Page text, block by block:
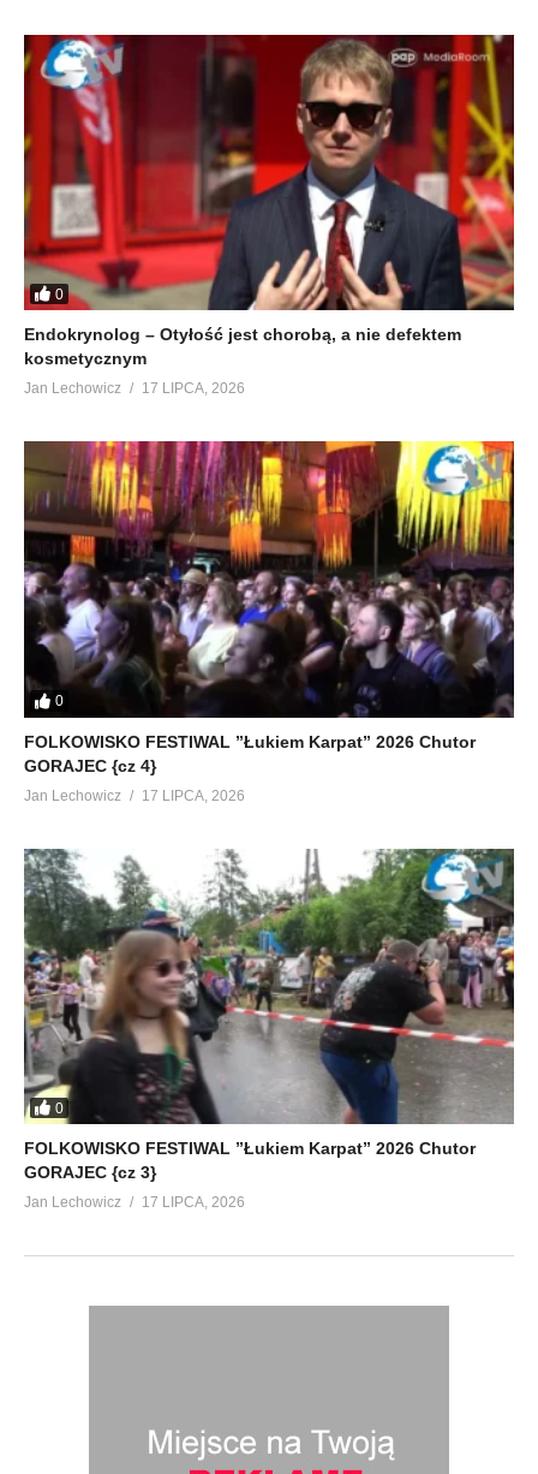
0
Endokrynolog – Otyłość jest chorobą, a nie defektem
kosmetycznym
Jan Lechowicz 17 LIPCA, 2026
0
FOLKOWISKO FESTIWAL ”Łukiem Karpat” 2026 Chutor
GORAJEC {cz 4}
Jan Lechowicz 17 LIPCA, 2026
0
FOLKOWISKO FESTIWAL ”Łukiem Karpat” 2026 Chutor
GORAJEC {cz 3}
Jan Lechowicz 17 LIPCA, 2026